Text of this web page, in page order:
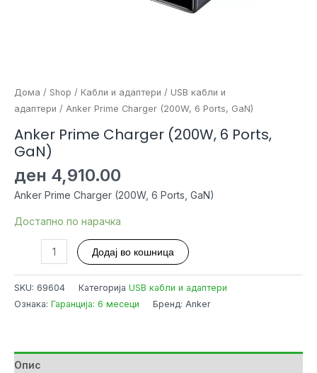
Дома / Shop / Кабли и адаптери / USB кабли и
адаптери / Anker Prime Charger (200W, 6 Ports, GaN)
Anker Prime Charger (200W, 6 Ports,
GaN)
ден 4,910.00
Anker Prime Charger (200W, 6 Ports, GaN)
Достапно по нарачка
Charger
количина
Додај во кошница
SKU: 69604 Категорија USB кабли и адаптери
Ознака: Гаранција: 6 месеци Бренд: Anker
Опис